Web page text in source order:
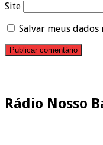
Site
Salvar meus
Rádio Nosso